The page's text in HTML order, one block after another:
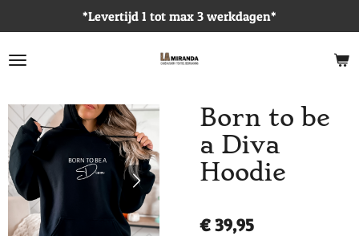
direct
naar
*Levertijd 1 tot max 3 werkdagen*
Born to be
a Diva
Hoodie
€ 39,95